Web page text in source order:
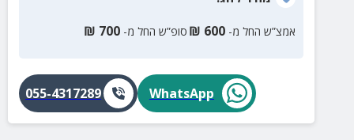
אמצ”ש החל מ- 600
₪ סופ”ש החל מ- 700
₪
WhatsApp
055-4317289